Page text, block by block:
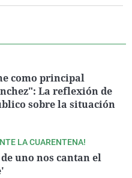
como principal
La reflexión de
sobre la situación
LA CUARENTENA!
uno nos cantan el